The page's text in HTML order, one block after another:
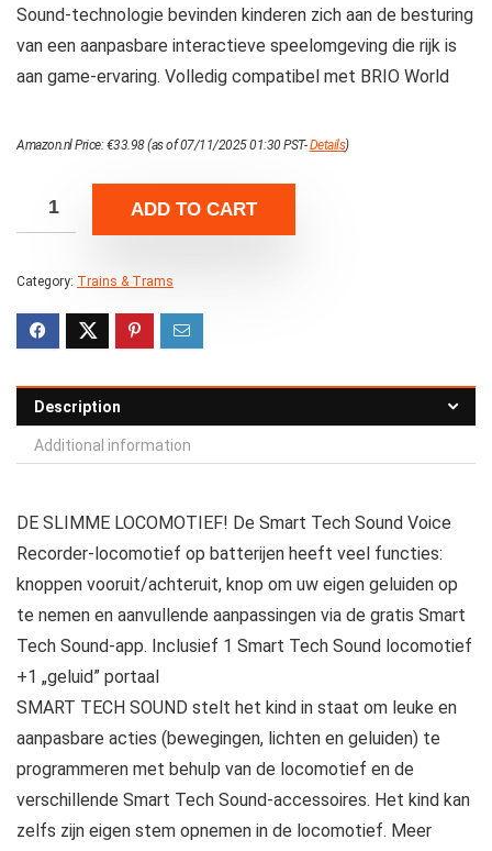
Sound-technologie bevinden kinderen zich aan de besturing
van een aanpasbare interactieve speelomgeving die rijk is
aan game-ervaring. Volledig compatibel met BRIO World
Amazon.nl Price:€33.98(as of 07/11/2025 01:30 PST-Details)
ADD TO CART
Category: Trains & Trams
Description
Additional information
DE SLIMME LOCOMOTIEF! De Smart Tech Sound Voice
Recorder-locomotief op batterijen heeft veel functies:
knoppen vooruit/achteruit, knop om uw eigen geluiden op
te nemen en aanvullende aanpassingen via de gratis Smart
Tech Sound-app. Inclusief 1 Smart Tech Sound locomotief
+1 „geluid” portaal
SMART TECH SOUND stelt het kind in staat om leuke en
aanpasbare acties (bewegingen, lichten en geluiden) te
programmeren met behulp van de locomotief en de
verschillende Smart Tech Sound-accessoires. Het kind kan
zelfs zijn eigen stem opnemen in de locomotief. Meer